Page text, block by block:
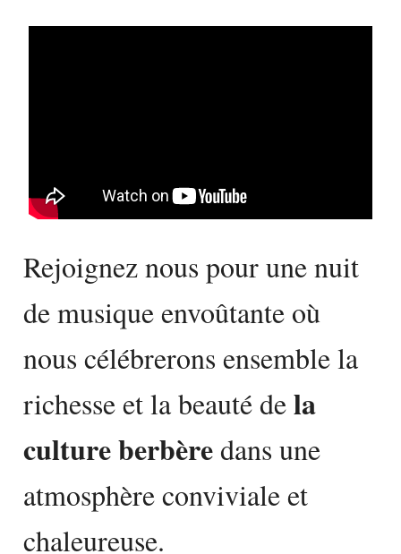
Rejoignez nous pour une nuit
de musique envoûtante où
nous célébrerons ensemble la
richesse et la beauté dela
culture berbère dans une
atmosphère conviviale et
chaleureuse.